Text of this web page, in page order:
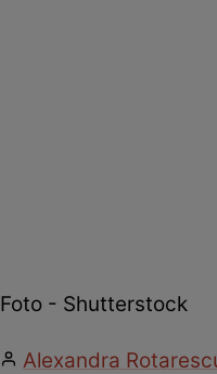
Foto - Shutterstock
Alexandra